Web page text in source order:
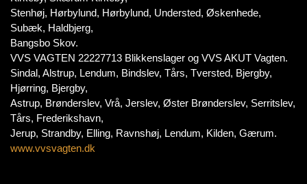
Stenhøj, Hørbylund, Hørbylund, Understed, Øskenhede,
Subæk, Haldbjerg,
Bangsbo Skov.
VVS VAGTEN 22227713 Blikkenslager og VVS AKUT Vagten.
Sindal, Alstrup, Lendum, Bindslev, Tårs, Tversted, Bjergby,
Hjørring, Bjergby,
Astrup, Brønderslev, Vrå, Jerslev, Øster Brønderslev, Serritslev,
Tårs, Frederikshavn,
Jerup, Strandby, Elling, Ravnshøj, Lendum, Kilden, Gærum.
www.vvsvagten.dk